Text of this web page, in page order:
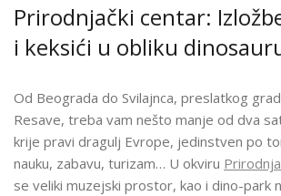
Prirodnjački centar:
i keksići u obliku
Od Beograda do Svilajnca, preslatkog
Resave, treba vam nešto manje od dva
krije pravi dragulj Evrope, jedinstven po
nauku, zabavu, turizam… U okviru
se veliki muzejski prostor, kao i dino-park